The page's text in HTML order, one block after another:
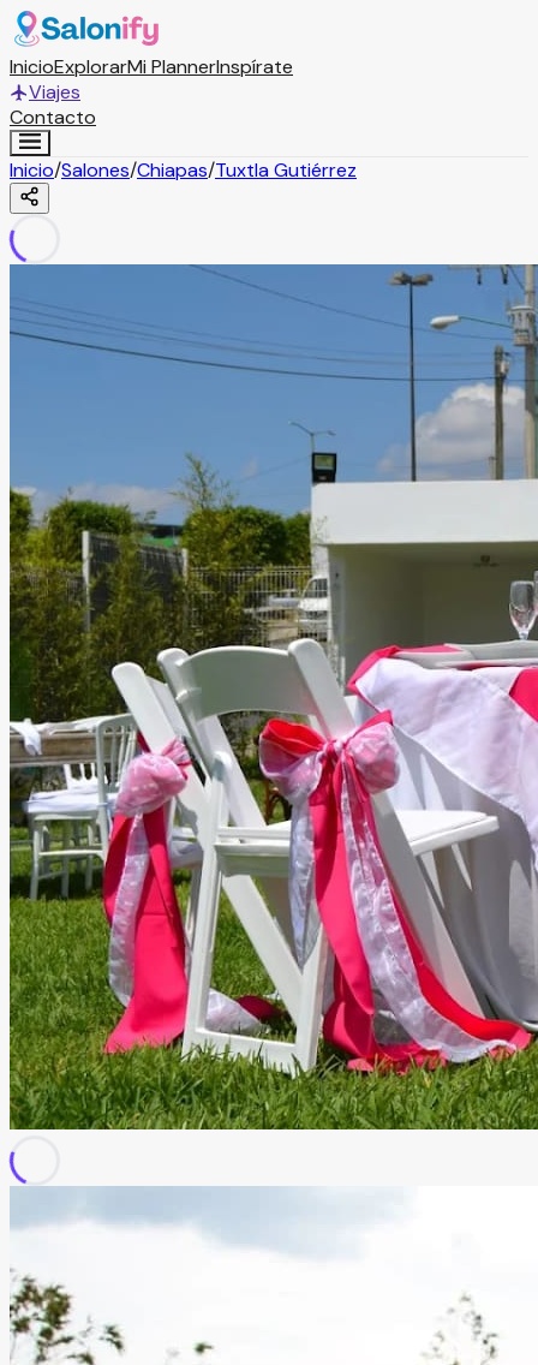
InicioExplorarMi PlannerInspírate
Viajes
Contacto
Inicio/Salones/Chiapas/Tuxtla Gutiérrez